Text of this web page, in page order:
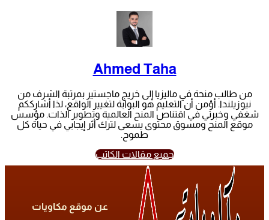
Ahmed Taha
من طالب منحة في ماليزيا إلى خريج ماجستير بمرتبة الشرف من
نيوزيلندا. أؤمن أن التعليم هو البوابة لتغيير الواقع، لذا أشارككم
شغفي وخبرتي في اقتناص المنح العالمية وتطوير الذات. مؤسس
موقع المنح ومسوق محتوى يسعى لترك أثر إيجابي في حياة كل
طموح.
جميع مقالات الكاتب
عن موقع مكاويات